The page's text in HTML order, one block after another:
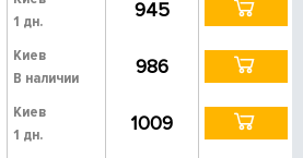
1 дн.
945
Киев
В наличии
986
Киев
1 дн.
1009